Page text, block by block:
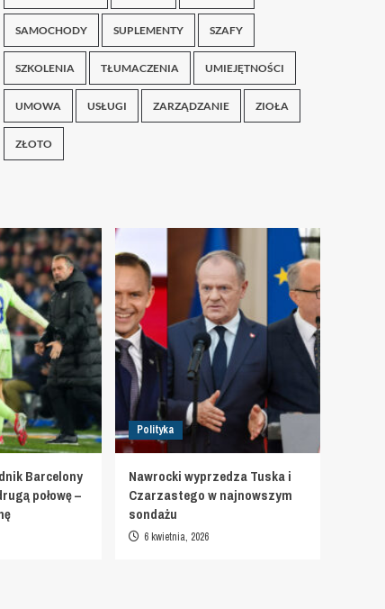
SAMOCHODY SUPLEMENTY SZAFY
SZKOLENIA TŁUMACZENIA UMIEJĘTNOŚCI
UMOWA USŁUGI ZARZĄDZANIE ZIOŁA
ZŁOTO
Barcelony
połowę –
Polityka
Nawrocki wyprzedza Tuska i
Czarzastego w najnowszym
sondażu
6 kwietnia, 2026